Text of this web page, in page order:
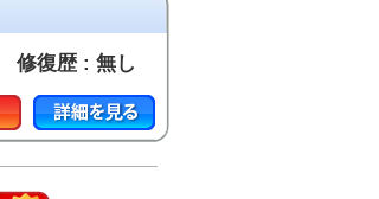
修復歴 : 無し